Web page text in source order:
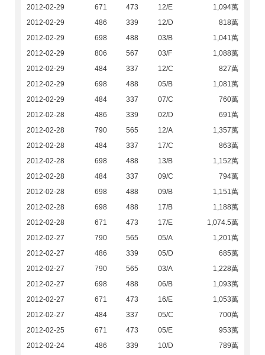
2012-02-29
671 473 12/E
1,094萬
2012-02-29
486 339 12/D
818萬
2012-02-29
698 488 03/B
1,041萬
2012-02-29
806 567 03/F
1,088萬
2012-02-29
484 337 12/C
827萬
2012-02-29
698 488 05/B
1,081萬
2012-02-29
484 337 07/C
760萬
2012-02-28
486 339 02/D
691萬
2012-02-28
790 565 12/A
1,357萬
2012-02-28
484 337 17/C
863萬
2012-02-28
698 488 13/B
1,152萬
2012-02-28
484 337 09/C
794萬
2012-02-28
698 488 09/B
1,151萬
2012-02-28
698 488 17/B
1,188萬
2012-02-28
671 473 17/E
1,074.5萬
2012-02-27
790 565 05/A
1,201萬
2012-02-27
486 339 05/D
685萬
2012-02-27
790 565 03/A
1,228萬
2012-02-27
698 488 06/B
1,093萬
2012-02-27
671 473 16/E
1,053萬
2012-02-27
484 337 05/C
700萬
2012-02-25
671 473 05/E
953萬
2012-02-24
486 339 10/D
789萬